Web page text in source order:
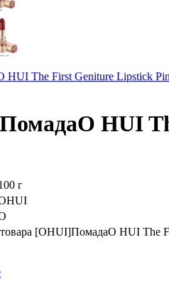
HUI The First Geniture Lipstick
HUI
г
[OHUI]ПомадаO HUI The